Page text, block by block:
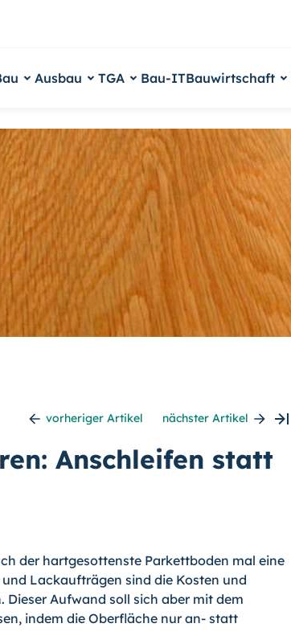
Ausbau TGA Bau-ITBauwirtschaft
vorheriger Artikel nächster Artikel
Anschleifen statt
der hartgesottenste Parkettbo­den mal eine
Lackaufträgen sind die Kosten und
Dieser Aufwand soll sich aber mit dem
indem die Oberfläche nur an- statt